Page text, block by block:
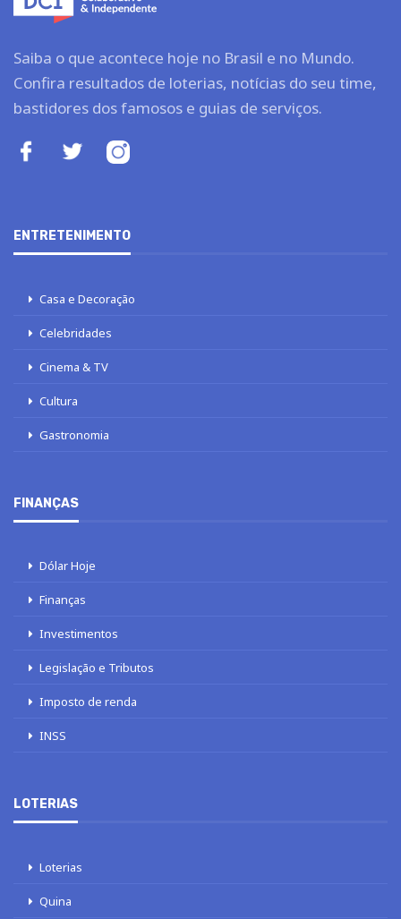
Saiba o que acontece hoje no Brasil e no Mundo.
Confira resultados de loterias, notícias do seu time,
bastidores dos famosos e guias de serviços.
ENTRETENIMENTO
Casa e Decoração
Celebridades
Cinema & TV
Cultura
Gastronomia
FINANÇAS
Dólar Hoje
Finanças
Investimentos
Legislação e Tributos
Imposto de renda
INSS
LOTERIAS
Loterias
Quina